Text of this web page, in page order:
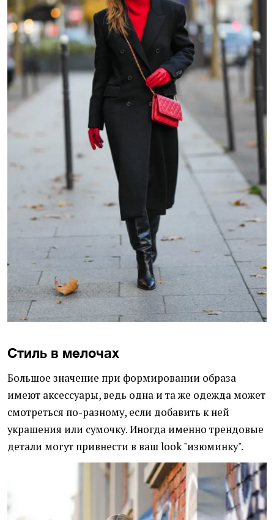
Стиль в мелочах
Большое значение при формировании образа
имеют аксессуары, ведь одна и та же одежда может
смотреться по-разному, если добавить к ней
украшения или сумочку. Иногда именно трендовые
детали могут привнести в ваш look "изюминку".